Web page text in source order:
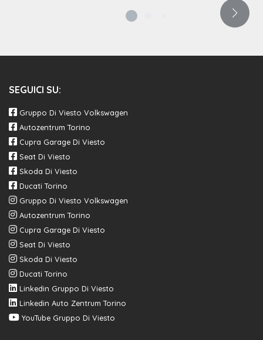
SEGUICI SU:
Gruppo Di Viesto Volkswagen
Autozentrum Torino
Cupra Garage Di Viesto
Seat Di Viesto
Skoda Di Viesto
Ducati Torino
Gruppo Di Viesto Volkswagen
Autozentrum Torino
Cupra Garage Di Viesto
Seat Di Viesto
Skoda Di Viesto
Ducati Torino
Linkedin Gruppo Di Viesto
Linkedin Auto Zentrum Torino
YouTube Gruppo Di Viesto